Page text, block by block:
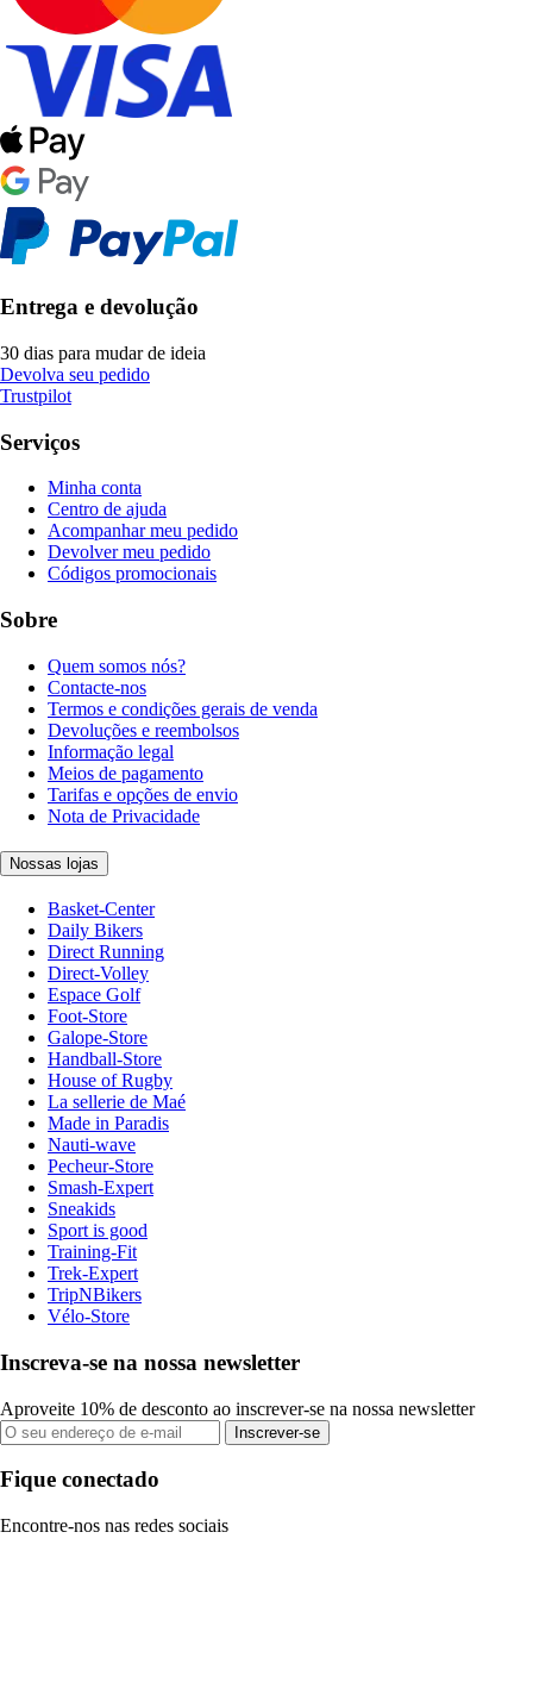
Entrega e devolução
30 dias para mudar de ideia
Devolva seu pedido
Trustpilot
Serviços
Minha conta
Centro de ajuda
Acompanhar meu pedido
Devolver meu pedido
Códigos promocionais
Sobre
Quem somos nós?
Contacte-nos
Termos e condições gerais de venda
Devoluções e reembolsos
Informação legal
Meios de pagamento
Tarifas e opções de envio
Nota de Privacidade
Nossas lojas
Basket-Center
Daily Bikers
Direct Running
Direct-Volley
Espace Golf
Foot-Store
Galope-Store
Handball-Store
House of Rugby
La sellerie de Maé
Made in Paradis
Nauti-wave
Pecheur-Store
Smash-Expert
Sneakids
Sport is good
Training-Fit
Trek-Expert
TripNBikers
Vélo-Store
Inscreva-se na nossa newsletter
Aproveite 10% de desconto ao inscrever-se na nossa newsletter
Inscrever-se
Fique conectado
Encontre-nos nas redes sociais